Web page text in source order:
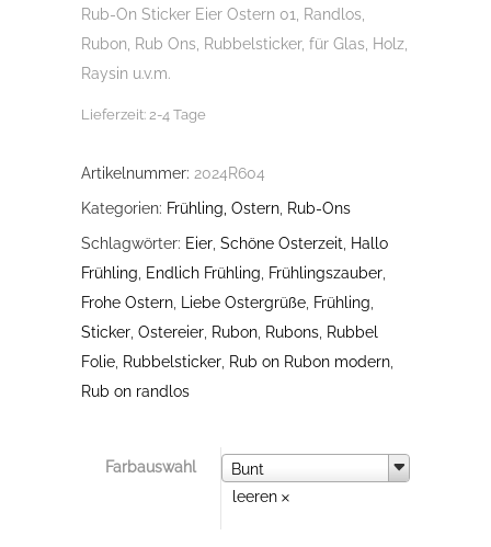
Rub-On Sticker Eier Ostern 01, Randlos,
Rubon, Rub Ons, Rubbelsticker, für Glas, Holz,
Raysin u.v.m.
Lieferzeit: 2-4 Tage
Artikelnummer: 2024R604
Kategorien: Frühling, Ostern Rub-Ons
Schlagwörter: Eier Schöne Osterzeit
Hallo
Frühling
Endlich Frühling Frühlingszauber
Frohe Ostern
Liebe Ostergrüße Frühling
Sticker Ostereier Rubon Rubons Rubbel
Folie Rubbelsticker Rub on Rubon modern
Rub on randlos
Farbauswahl Bunt
Farbauswahl
leeren